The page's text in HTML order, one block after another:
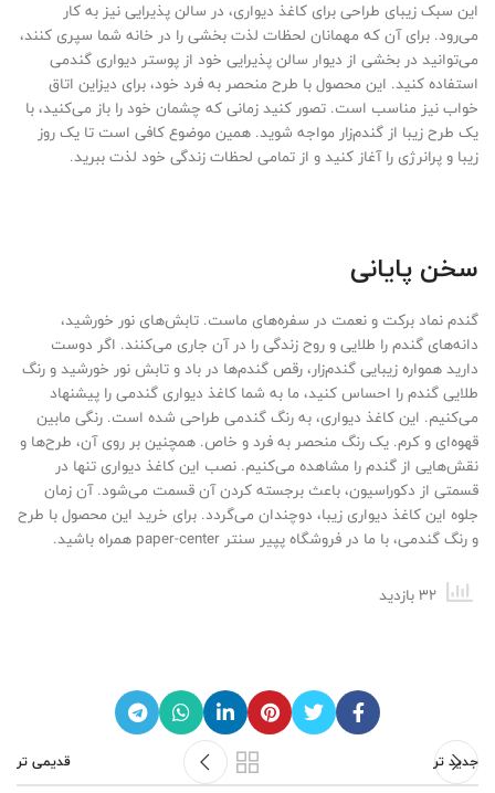
این سبک زیبای طراحی برای کاغذ دیواری، در سالن پذیرایی نیز به کار
می‌رود. برای آن که مهمانان لحظات لذت بخشی را در خانه شما سپری کنند،
می‌توانید در بخشی از دیوار سالن پذیرایی خود از پوستر دیواری گندمی
استفاده کنید. این محصول با طرح منحصر به فرد خود، برای دیزاین اتاق
خواب نیز مناسب است. تصور کنید زمانی که چشمان خود را باز می‌کنید، با
یک طرح زیبا از گندم‌زار مواجه شوید. همین موضوع کافی است تا یک روز
زیبا و پرانرژی را آغاز کنید و از تمامی لحظات زندگی خود لذت ببرید.
سخن پایانی
گندم نماد برکت و نعمت در سفره‌های ماست. تابش‌های نور خورشید،
دانه‌های گندم را طلایی و روح زندگی را در آن جاری می‌کنند. اگر دوست
دارید همواره زیبایی گندم‌زار، رقص گندم‌ها در باد و تابش نور خورشید و رنگ
طلایی گندم را احساس کنید، ما به شما کاغذ دیواری گندمی را پیشنهاد
می‌کنیم. این کاغذ دیواری، به رنگ گندمی طراحی شده است. رنگی مابین
قهوه‌ای و کرم. یک رنگ منحصر به فرد و خاص. همچنین بر روی آن، طرح‌ها و
نقش‌هایی از گندم را مشاهده می‌کنیم. نصب این کاغذ دیواری تنها در
قسمتی از دکوراسیون، باعث برجسته کردن آن قسمت می‌شود. آن زمان
جلوه این کاغذ دیواری زیبا، دوچندان می‌گردد. برای خرید این محصول با طرح
و رنگ گندمی، با ما در فروشگاه پپیر سنتر paper-center همراه باشید.
جدید تر قدیمی تر